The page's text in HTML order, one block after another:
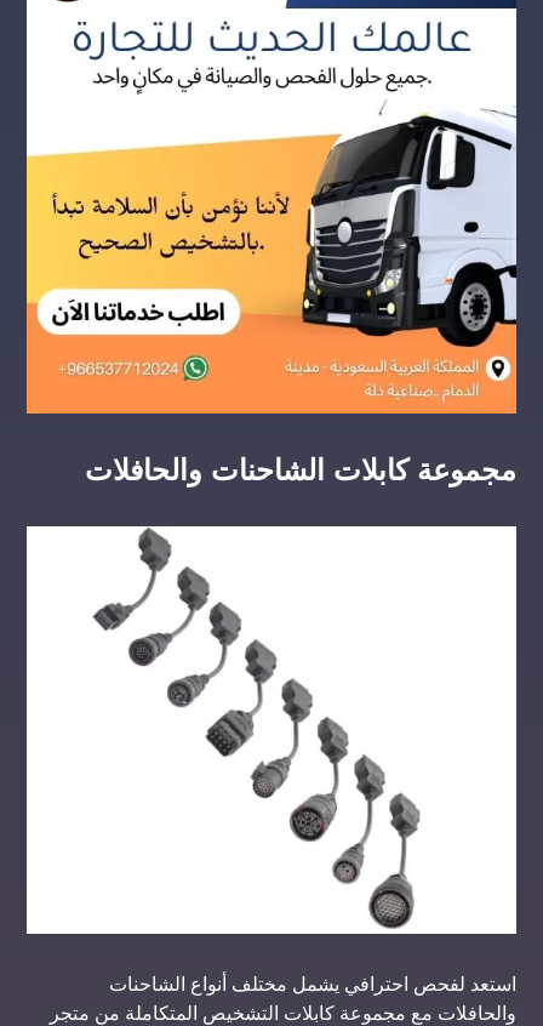
مجموعة كابلات الشاحنات والحافلات
استعد لفحص احترافي يشمل مختلف أنواع الشاحنات
والحافلات مع مجموعة كابلات التشخيص المتكاملة من متجر